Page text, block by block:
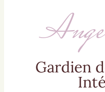
Gardien